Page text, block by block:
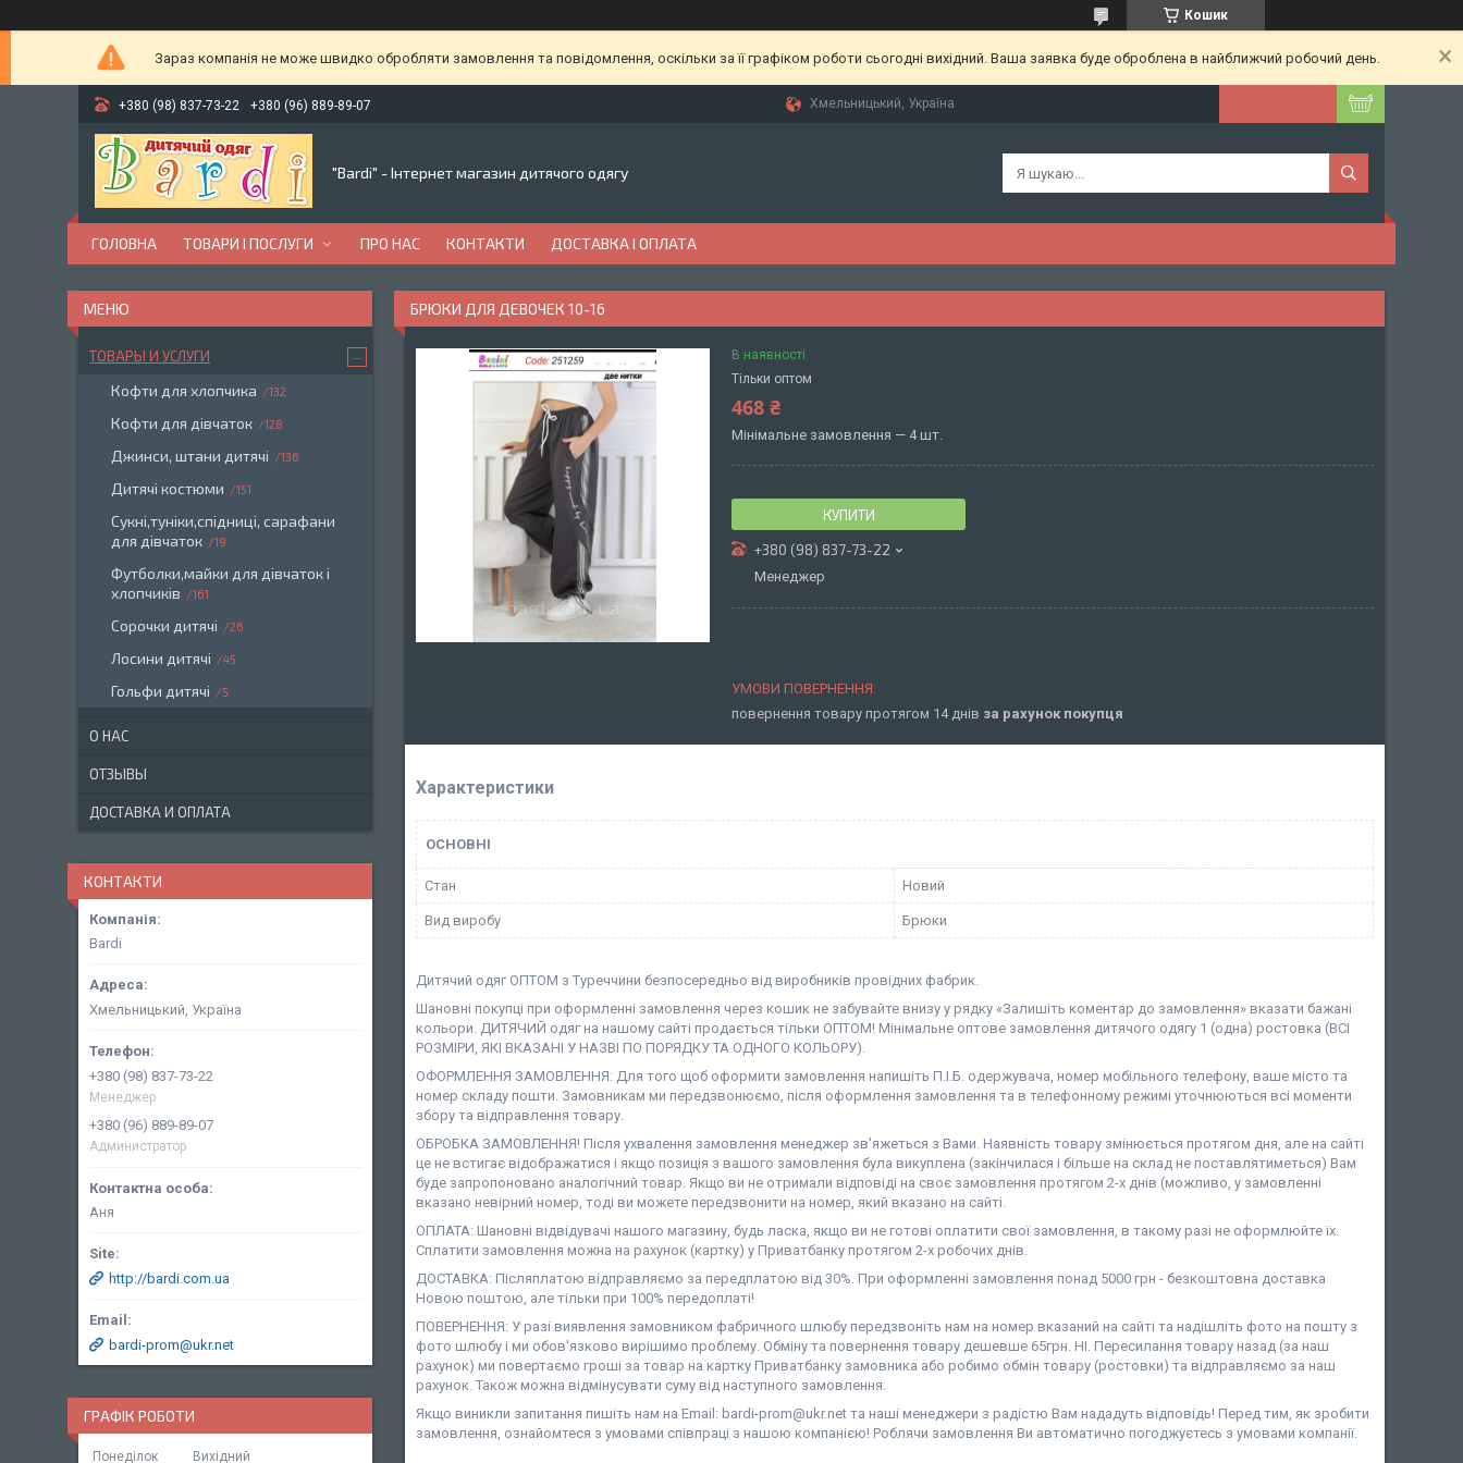
Кошик
Зараз компанія не може швидко обробляти замовлення та повідомлення, оскільки за її графіком роботи сьогодні вихідний. Ваша заявка буде оброблена в найближчий робочий день.
+380 (98) 837-73-22 +380 (96) 889-89-07 Хмельницький, Україна
"Bardi" - Інтернет магазин дитячого одягу
ГОЛОВНА ТОВАРИ І ПОСЛУГИ ПРО НАС КОНТАКТИ ДОСТАВКА І ОПЛАТА
БРЮКИ ДЛЯ ДЕВОЧЕК 10-16
В наявності
Тільки оптом
468 ₴
Мінімальне замовлення — 4 шт.
КУПИТИ
+380 (98) 837-73-22
Менеджер
повернення товару протягом 14 днів за рахунок покупця
Характеристики
ОСНОВНІ
Стан Новий
Вид виробу Брюки
Дитячий одяг ОПТОМ з Туреччини безпосередньо від виробників провідних фабрик.
Шановні покупці при оформленні замовлення через кошик не забувайте внизу у рядку «Залишіть коментар до замовлення» вказати бажані
кольори. ДИТЯЧИЙ одяг на нашому сайті продається тільки ОПТОМ! Мінімальне оптове замовлення дитячого одягу 1 (одна) ростовка (ВСІ
РОЗМІРИ, ЯКІ ВКАЗАНІ У НАЗВІ ПО ПОРЯДКУ ТА ОДНОГО КОЛЬОРУ).
ОФОРМЛЕННЯ ЗАМОВЛЕННЯ: Для того щоб оформити замовлення напишіть П.І.Б. одержувача, номер мобільного телефону, ваше місто та
номер складу пошти. Замовникам ми передзвонюємо, після оформлення замовлення та в телефонному режимі уточнюються всі моменти
збору та відправлення товару.
ОБРОБКА ЗАМОВЛЕННЯ! Після ухвалення замовлення менеджер зв'яжеться з Вами. Наявність товару змінюється протягом дня, але на сайті
це не встигає відображатися і якщо позиція з вашого замовлення була викуплена (закінчилася і більше на склад не поставлятиметься) Вам
буде запропоновано аналогічний товар. Якщо ви не отримали відповіді на своє замовлення протягом 2-х днів (можливо, у замовленні
вказано невірний номер, тоді ви можете передзвонити на номер, який вказано на сайті.
ОПЛАТА: Шановні відвідувачі нашого магазину, будь ласка, якщо ви не готові оплатити свої замовлення, в такому разі не оформлюйте їх.
Сплатити замовлення можна на рахунок (картку) у Приватбанку протягом 2-х робочих днів.
ДОСТАВКА: Післяплатою відправляємо за передплатою від 30%. При оформленні замовлення понад 5000 грн - безкоштовна доставка
Новою поштою, але тільки при 100% передоплаті!
ПОВЕРНЕННЯ: У разі виявлення замовником фабричного шлюбу передзвоніть нам на номер вказаний на сайті та надішліть фото на пошту з
фото шлюбу і ми обов'язково вирішимо проблему. Обміну та повернення товару дешевше 65грн. НІ. Пересилання товару назад (за наш
рахунок) ми повертаємо гроші за товар на картку Приватбанку замовника або робимо обмін товару (ростовки) та відправляємо за наш
рахунок. Також можна відмінусувати суму від наступного замовлення.
Якщо виникли запитання пишіть нам на Email: bardi-prom@ukr.net та наші менеджери з радістю Вам нададуть відповідь! Перед тим, як зробити
замовлення, ознайомтеся з умовами співпраці з нашою компанією! Роблячи замовлення Ви автоматично погоджуєтесь з умовами компанії.
ТОВАРЫ И УСЛУГИ
Кофти для хлопчика 132
Кофти для дівчаток 128
Джинси, штани дитячі 136
Дитячі костюми 151
Сукні,туніки,спідниці, сарафани
для дівчаток
19
Футболки,майки для дівчаток і
хлопчиків
161
Сорочки дитячі 26
Лосини дитячі 45
Гольфи дитячі 5
О НАС
ОТЗЫВЫ
ДОСТАВКА И ОПЛАТА
КОНТАКТИ
Bardi
Хмельницький, Україна
+380 (98) 837-73-22
Менеджер
+380 (96) 889-89-07
Администратор
Аня
http://bardi.com.ua
bardi-prom@ukr.net
ГРАФІК РОБОТИ
Понеділок Вихідний